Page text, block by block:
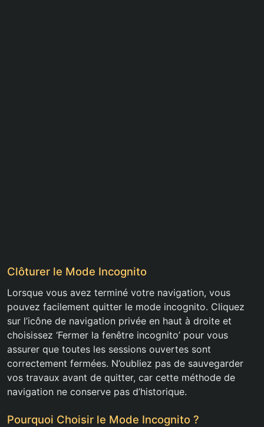
Clôturer le Mode Incognito
Lorsque vous avez terminé votre navigation, vous
pouvez facilement quitter le mode incognito. Cliquez
sur l’icône de navigation privée en haut à droite et
choisissez ‘Fermer la fenêtre incognito’ pour vous
assurer que toutes les sessions ouvertes sont
correctement fermées. N’oubliez pas de sauvegarder
vos travaux avant de quitter, car cette méthode de
navigation ne conserve pas d’historique.
Pourquoi Choisir le Mode Incognito ?